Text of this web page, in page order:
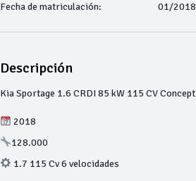
Fecha de matriculación: 01/2018
Descripción
Kia Sportage 1.6 CRDI 85 kW 115 CV Concept
2018
128.000
1.7 115 Cv 6 velocidades